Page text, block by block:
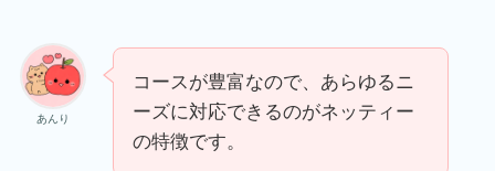
あんり
コースが豊富なので、あらゆるニ
ーズに対応できるのがネッティー
の特徴です。